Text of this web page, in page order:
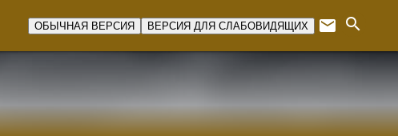
ОБЫЧНАЯ ВЕРСИЯ ВЕРСИЯ ДЛЯ СЛАБОВИДЯЩИХ email search